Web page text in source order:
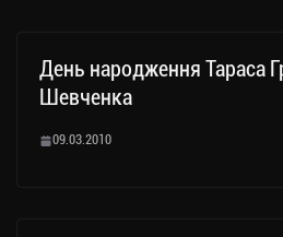
День народження Тараса
Шевченка
09.03.2010